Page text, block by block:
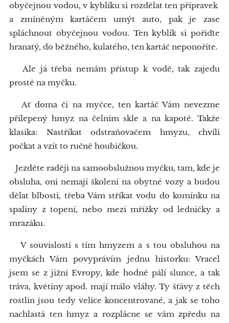
obyčejnou vodou, v kyblíku si rozdělat ten přípravek
a zmíněným kartáčem umýt auto, pak je zase
spláchnout obyčejnou vodou. Ten kyblík si pořiďte
hranatý, do běžného, kulatého, ten kartáč neponoříte.
Ale já třeba nemám přístup k vodě, tak zajedu
prostě na myčku.
Ať doma či na myčce, ten kartáč Vám nevezme
přilepený hmyz na čelním skle a na kapotě. Takže
klasika: Nastříkat odstraňovačem hmyzu, chvíli
počkat a vzít to ručně houbičkou.
Jezděte raději na samoobslužnou myčku, tam, kde je
obsluha, oni nemají školení na obytné vozy a budou
dělat blbosti, třeba Vám stříkat vodu do komínku na
spaliny z topení, nebo mezi mřížky od ledničky a
mrazáku.
V souvislosti s tím hmyzem a s tou obsluhou na
myčkách Vám povyprávím jednu historku: Vracel
jsem se z jižní Evropy, kde hodně pálí slunce, a tak
tráva, květiny apod. mají málo vláhy. Ty šťávy z těch
rostlin jsou tedy velice koncentrované, a jak se toho
nachlastá ten hmyz a rozplácne se vám zpředu na